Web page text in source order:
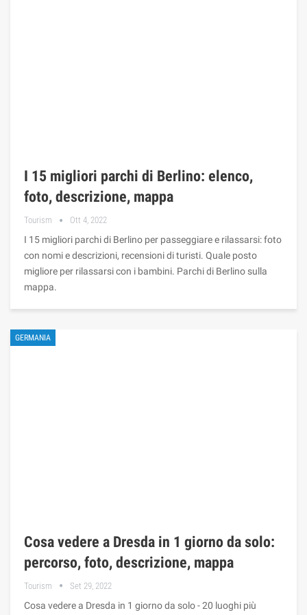
I 15 migliori parchi di Berlino: elenco,
foto, descrizione, mappa
Tourism Ott 4, 2022
I 15 migliori parchi di Berlino per passeggiare e rilassarsi: foto
con nomi e descrizioni, recensioni di turisti. Quale posto
migliore per rilassarsi con i bambini. Parchi di Berlino sulla
mappa.
GERMANIA
Cosa vedere a Dresda in 1 giorno da solo:
percorso, foto, descrizione, mappa
Tourism Set 29, 2022
Cosa vedere a Dresda in 1 giorno da solo - 20 luoghi più